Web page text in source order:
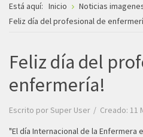
Está aquí: Inicio
Noticias
Feliz día del profesional de
Feliz día del
enfermería!
Escrito porSuper User
Creado: 11
"El día Internacional de la